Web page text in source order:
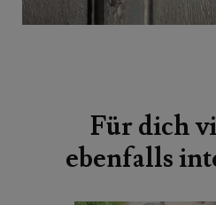
Für dich
ebenfalls